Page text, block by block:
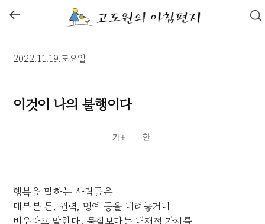
←
2022.11.19.토요일
이것이 나의 불행이다
행복을 말하는 사람들은
대부분 돈, 권력, 명예 등을 내려놓거나
비우라고 말한다. 물질보다는 내재적 가치를